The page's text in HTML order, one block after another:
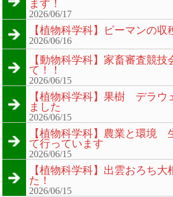
ます！
2026/06/17
【植物科学科】ピーマンの収
2026/06/16
【動物科学科】家畜審査競
て！！
2026/06/15
【植物科学科】果樹 デラウ
ました
2026/06/15
【植物科学科】農業と環境
て行っています
2026/06/15
【植物科学科】出雲おろち大
た！
2026/06/15